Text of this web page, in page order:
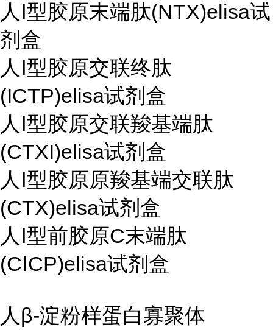
人Ⅰ型胶原末端肽(NTX)elisa试
剂盒
人Ⅰ型胶原交联终肽
(ICTP)elisa试剂盒
人Ⅰ型胶原交联羧基端肽
(CTXI)elisa试剂盒
人Ⅰ型胶原原羧基端交联肽
(CTX)elisa试剂盒
人Ⅰ型前胶原C末端肽
(CⅠCP)elisa试剂盒
人β-淀粉样蛋白寡聚体